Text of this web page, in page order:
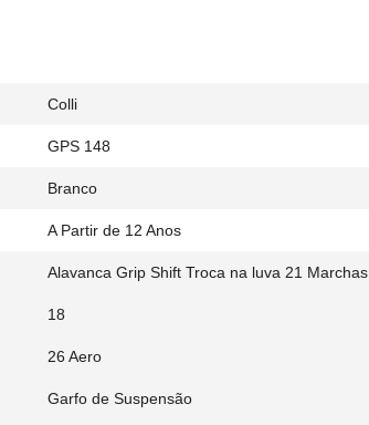
Colli
GPS 148
Branco
A Partir de 12 Anos
Alavanca Grip Shift Troca na luva 21 Marchas
18
26 Aero
Garfo de Suspensão